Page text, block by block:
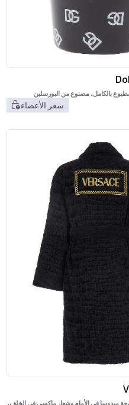
بالكامل، مصنوع من البورسلين
سعر الأعضاء